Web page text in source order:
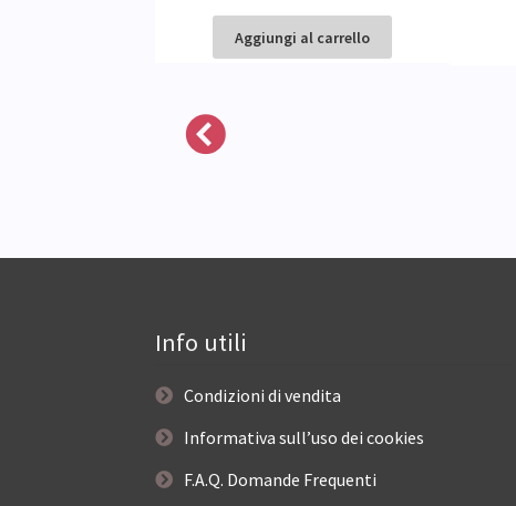
Aggiungi al carrello
Info utili
Condizioni di vendita
Informativa sull’uso dei cookies
F.A.Q. Domande Frequenti